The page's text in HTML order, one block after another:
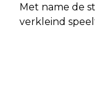
Met name de
verkleind